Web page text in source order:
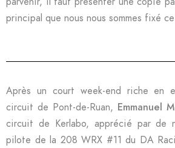
principal que nous nous sommes fixé
Après un court week-end riche en
circuit de Pont-de-Ruan, Emmanuel
circuit de Kerlabo, apprécié par de
pilote de la 208 WRX #11 du DA